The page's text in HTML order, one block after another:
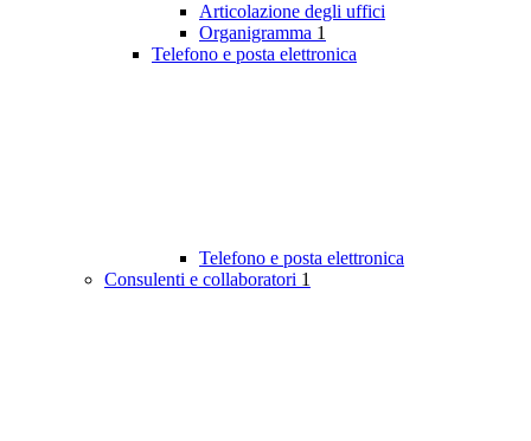
Articolazione degli uffici
Organigramma 1
Telefono e posta elettronica
Telefono e posta elettronica
Consulenti e collaboratori 1